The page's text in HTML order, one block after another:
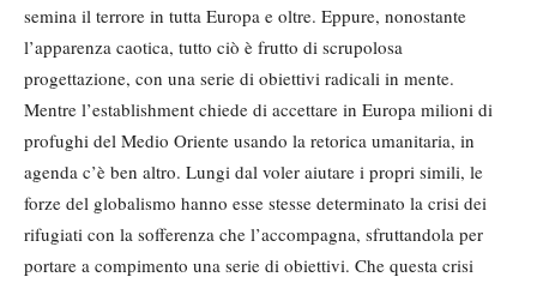
semina il terrore in tutta Europa e oltre. Eppure, nonostante
l’apparenza caotica, tutto ciò è frutto di scrupolosa
progettazione, con una serie di obiettivi radicali in mente.
Mentre l’establishment chiede di accettare in Europa milioni di
profughi del Medio Oriente usando la retorica umanitaria, in
agenda c’è ben altro. Lungi dal voler aiutare i propri simili, le
forze del globalismo hanno esse stesse determinato la crisi dei
rifugiati con la sofferenza che l’accompagna, sfruttandola per
portare a compimento una serie di obiettivi. Che questa crisi